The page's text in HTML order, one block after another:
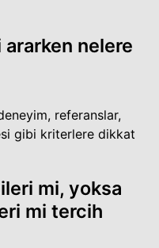
nelere
referanslar,
gibi kriterlere dikkat
mi, yoksa
mi tercih